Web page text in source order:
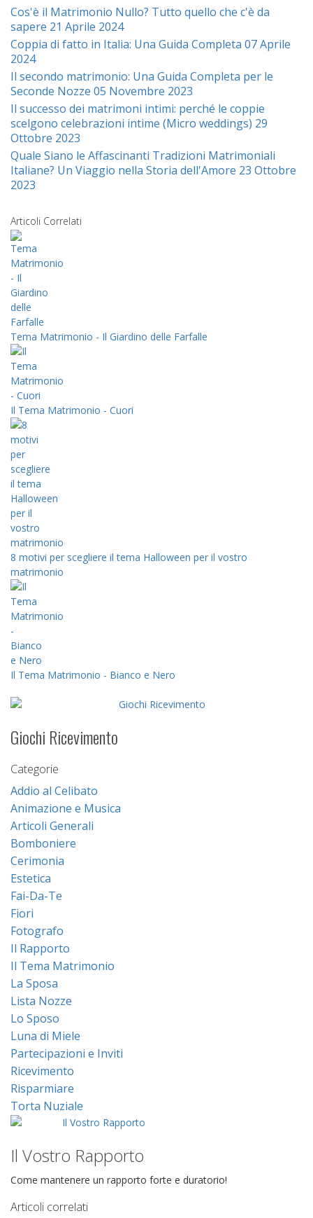
Cos'è il Matrimonio Nullo? Tutto quello che c'è da
sapere 21 Aprile 2024
Coppia di fatto in Italia: Una Guida Completa 07 Aprile
2024
Il secondo matrimonio: Una Guida Completa per le
Seconde Nozze 05 Novembre 2023
Il successo dei matrimoni intimi: perché le coppie
scelgono celebrazioni intime (Micro weddings) 29
Ottobre 2023
Quale Siano le Affascinanti Tradizioni Matrimoniali
Italiane? Un Viaggio nella Storia dell'Amore 23 Ottobre
2023
Articoli Correlati
Tema Matrimonio - Il Giardino delle Farfalle
Il Tema Matrimonio - Cuori
8 motivi per scegliere il tema Halloween per il vostro
matrimonio
Il Tema Matrimonio - Bianco e Nero
Giochi Ricevimento
Categorie
Addio al Celibato
Animazione e Musica
Articoli Generali
Bomboniere
Cerimonia
Estetica
Fai-Da-Te
Fiori
Fotografo
Il Rapporto
Il Tema Matrimonio
La Sposa
Lista Nozze
Lo Sposo
Luna di Miele
Partecipazioni e Inviti
Ricevimento
Risparmiare
Torta Nuziale
Il Vostro Rapporto
Come mantenere un rapporto forte e duratorio!
Articoli correlati